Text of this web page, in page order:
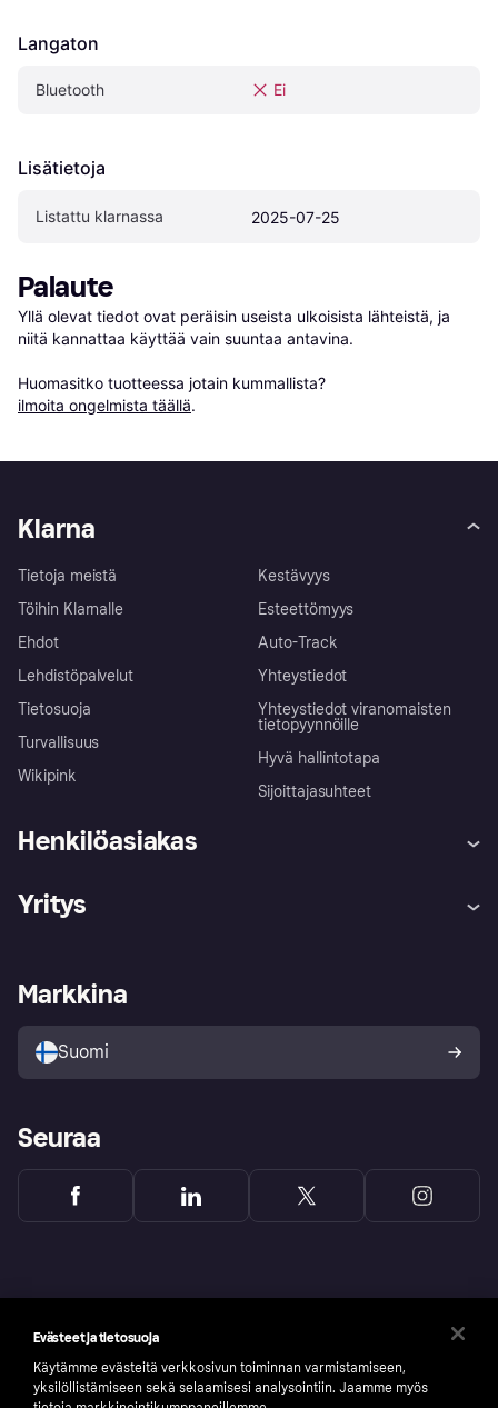
Langaton
Bluetooth Ei
Lisätietoja
Listattu klarnassa 2025-07-25
Palaute
Yllä olevat tiedot ovat peräisin useista ulkoisista lähteistä, ja
niitä kannattaa käyttää vain suuntaa antavina.
Huomasitko tuotteessa jotain kummallista?
ilmoita ongelmista täällä.
Klarna
Tietoja meistä
Töihin Klarnalle
Ehdot
Lehdistöpalvelut
Tietosuoja
Turvallisuus
Wikipink
Kestävyys
Esteettömyys
Auto-Track
Yhteystiedot
Yhteystiedot viranomaisten
tietopyynnöille
Hyvä hallintotapa
Sijoittajasuhteet
Henkilöasiakas
Ohje
Kirjaudu sisään
Tutustu kauppoihin
Ostajan turva
Yritys
Kirjaudu sisään yrityksenä
Markkina
Suomi
Seuraa
Evästeet ja tietosuoja
Käytämme evästeitä verkkosivun toiminnan varmistamiseen,
yksilöllistämiseen sekä selaamisesi analysointiin. Jaamme myös